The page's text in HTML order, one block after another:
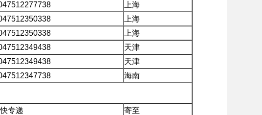
上海
上海
上海
天津
天津
海南
专递
寄至